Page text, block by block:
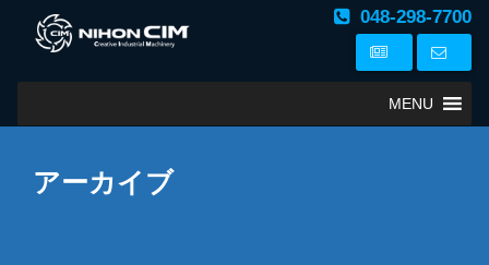
048-298-7700
MENU
アーカイブ